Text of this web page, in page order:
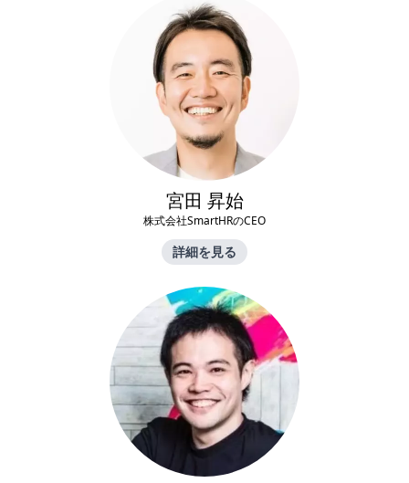
宮田 昇始
株式会社SmartHRのCEO
詳細を見る